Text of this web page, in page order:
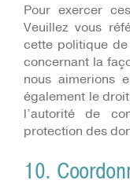
Pour exercer
Veuillez vous
cette politique
concernant la
nous aimerions
également le
l’autorité de
protection des
10.